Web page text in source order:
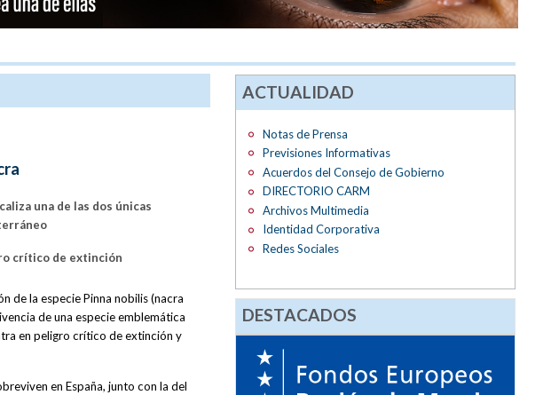
una de las dos únicas
crítico de extinción
de la especie Pinna nobilis (nacra
de una especie emblemática
en peligro crítico de extinción y
en España, junto con la del
ACTUALIDAD
Notas de Prensa
Previsiones Informativas
Acuerdos del Consejo de Gobierno
DIRECTORIO CARM
Archivos Multimedia
Identidad Corporativa
Redes Sociales
DESTACADOS